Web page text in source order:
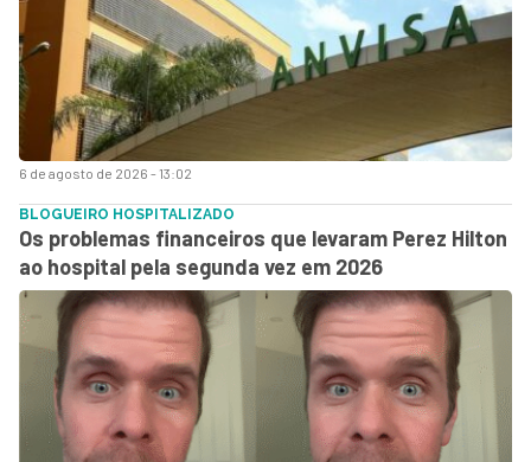
6 de agosto de 2026 - 13:02
BLOGUEIRO HOSPITALIZADO
Os problemas financeiros que levaram Perez Hilton
ao hospital pela segunda vez em 2026